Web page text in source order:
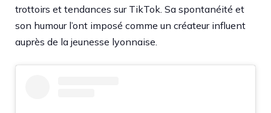
trottoirs et tendances sur TikTok. Sa spontanéité et
son humour l’ont imposé comme un créateur influent
auprès de la jeunesse lyonnaise.​